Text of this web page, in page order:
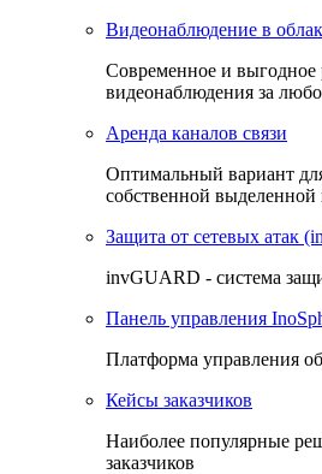
Видеонаблюдение в
Cовременное и
видеонаблюдения за
Аренда каналов связи
Оптимальный вариант
собственной выделенной
Защита от сетевых атак
invGUARD - система
Панель управления
Платформа управления
Кейсы заказчиков
Наиболее популярные
заказчиков